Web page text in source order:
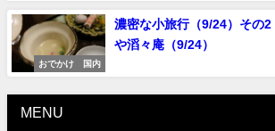
おでかけ 国内
濃密な小旅行（9/24）その
や滔々庵（9/24）
MENU